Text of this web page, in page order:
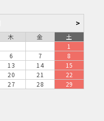
>
木 金
土
1
6 7
8
13 14
15
20 21
22
27 28
29